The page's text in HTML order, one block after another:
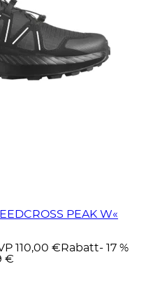
PEAK W«
110,00 € Rabatt- 17 %
€